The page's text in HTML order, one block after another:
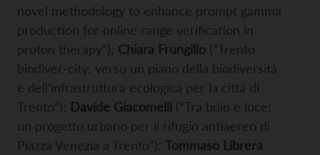
novel methodology to enhance prompt gamma
production for online range verification in
proton therapy”); Chiara Frungillo (“Trento
biodiver-city: verso un piano della biodiversità
e dell’infrastruttura ecologica per la città di
Trento”); Davide Giacomelli (“Tra buio e luce:
un progetto urbano per il rifugio antiaereo di
Piazza Venezia a Trento”); Tommaso Librera